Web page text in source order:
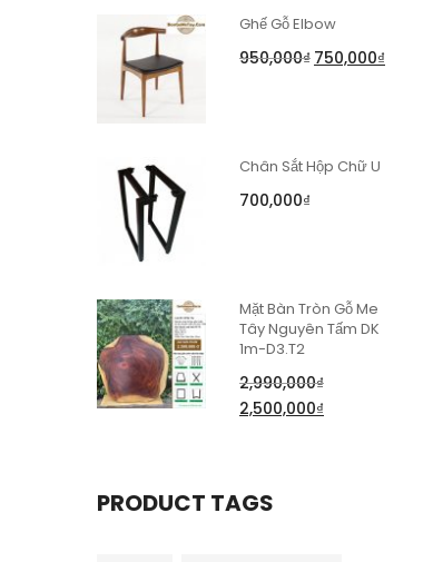
Ghế Gỗ Elbow
950,000₫ 750,000₫
Chân Sắt Hộp Chữ U
700,000₫
Mặt Bàn Tròn Gỗ Me
Tây Nguyên Tấm DK
1m-D3.T2
2,990,000₫
2,500,000₫
PRODUCT TAGS